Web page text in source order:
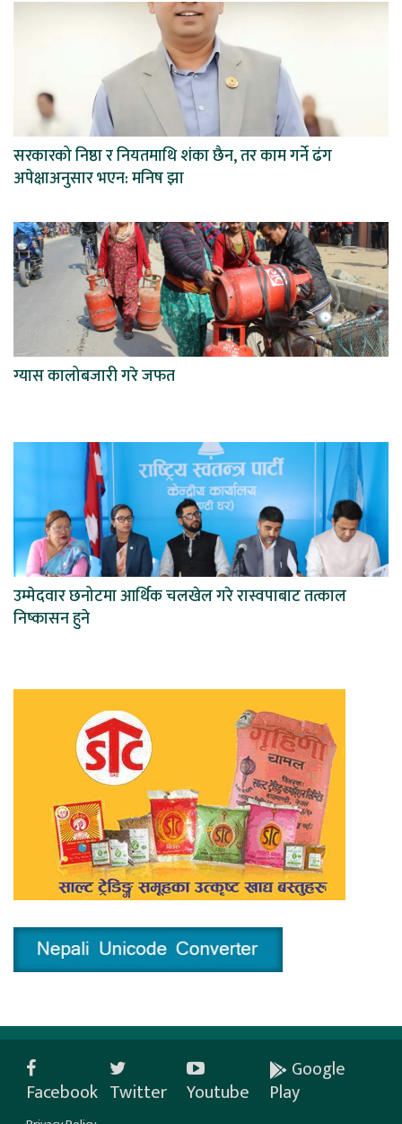
सरकारको निष्ठा र नियतमाथि शंका छैन, तर काम गर्ने ढंग
अपेक्षाअनुसार भएन: मनिष झा
ग्यास कालोबजारी गरे जफत
उम्मेदवार छनोटमा आर्थिक चलखेल गरे रास्वपाबाट तत्काल
निष्कासन हुने
Facebook Twitter Youtube
Google
Play